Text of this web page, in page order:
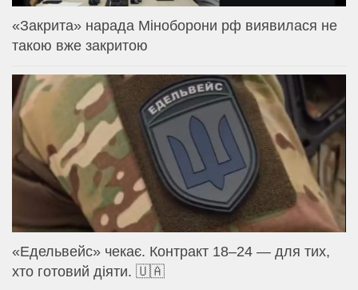
«Закрита» нарада Міноборони рф виявилася не
такою вже закритою
«Едельвейс» чекає. Контракт 18–24 — для тих,
хто готовий діяти. 🇺🇦